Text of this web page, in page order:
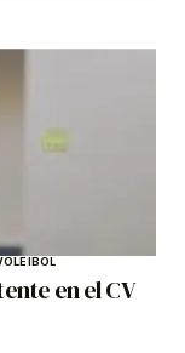
en el CV